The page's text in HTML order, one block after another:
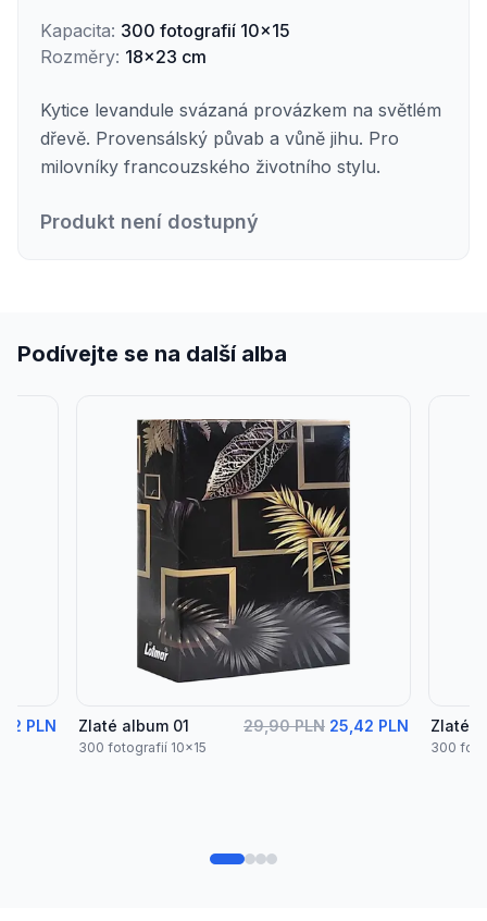
Kapacita: 300 fotografií 10x15
Rozměry: 18x23 cm
Kytice levandule svázaná provázkem na světlém
dřevě. Provensálský půvab a vůně jihu. Pro
milovníky francouzského životního stylu.
Produkt není dostupný
Podívejte se na další alba
Zlaté album 01 29,90 PLN 25,42 PLN
300 fotografií 10x15
Zlaté
300
PLN